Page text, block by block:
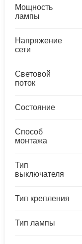
Мощность
лампы
Напряжение
сети
Световой
поток
Состояние
Способ
монтажа
Тип
выключателя
Тип крепления
Тип лампы